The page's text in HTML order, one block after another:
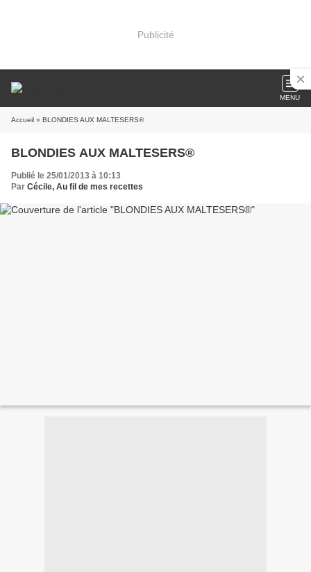
Publicité
MENU
Accueil » BLONDIES AUX MALTESERS®
BLONDIES AUX MALTESERS®
Publié le 25/01/2013 à 10:13
Par Cécile, Au fil de mes recettes